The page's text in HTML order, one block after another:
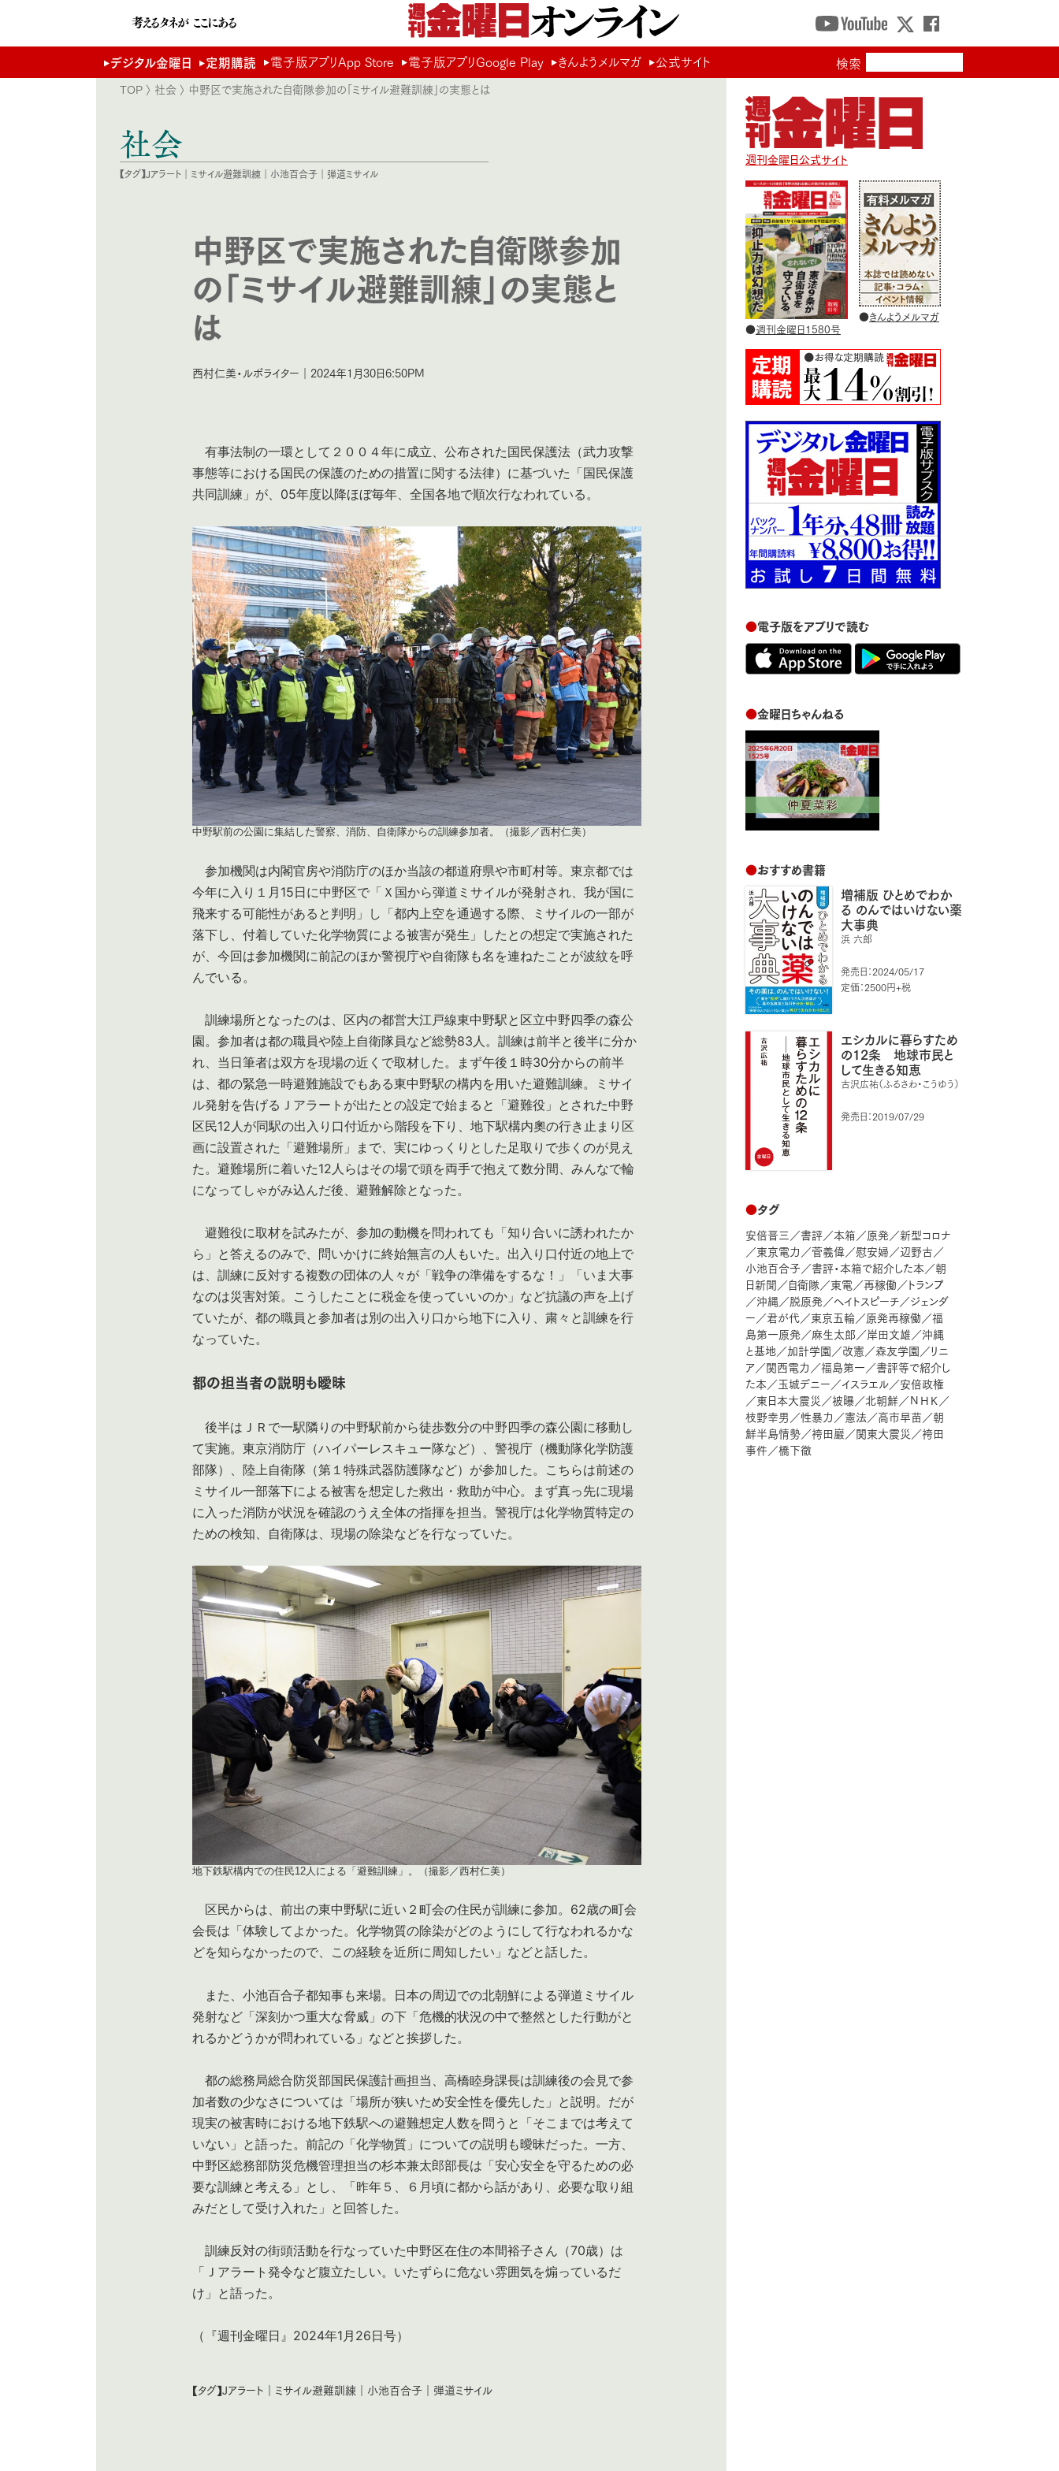
デジタル金曜日 定期購読 電子版アプリApp Store 電子版アプリGoogle Play きんようメルマガ 公式サイト 検索
TOP 〉 社会 〉 中野区で実施された自衛隊参加の「ミサイル避難訓練」の実態とは
社会
【タグ】Jアラート ｜ ミサイル避難訓練 ｜ 小池百合子 ｜ 弾道ミサイル
中野区で実施された自衛隊参加
の「ミサイル避難訓練」の実態と
は
西村仁美・ルポライター｜2024年1月30日6:50PM
有事法制の一環として２００４年に成立、公布された国民保護法（武力攻撃
事態等における国民の保護のための措置に関する法律）に基づいた「国民保護
共同訓練」が、05年度以降ほぼ毎年、全国各地で順次行なわれている。
中野駅前の公園に集結した警察、消防、自衛隊からの訓練参加者。（撮影／西村仁美）
参加機関は内閣官房や消防庁のほか当該の都道府県や市町村等。東京都では
今年に入り１月15日に中野区で「Ｘ国から弾道ミサイルが発射され、我が国に
飛来する可能性があると判明」し「都内上空を通過する際、ミサイルの一部が
落下し、付着していた化学物質による被害が発生」したとの想定で実施された
が、今回は参加機関に前記のほか警視庁や自衛隊も名を連ねたことが波紋を呼
んでいる。
訓練場所となったのは、区内の都営大江戸線東中野駅と区立中野四季の森公
園。参加者は都の職員や陸上自衛隊員など総勢83人。訓練は前半と後半に分か
れ、当日筆者は双方を現場の近くで取材した。まず午後１時30分からの前半
は、都の緊急一時避難施設でもある東中野駅の構内を用いた避難訓練。ミサイ
ル発射を告げるＪアラートが出たとの設定で始まると「避難役」とされた中野
区民12人が同駅の出入り口付近から階段を下り、地下駅構内奧の行き止まり区
画に設置された「避難場所」まで、実にゆっくりとした足取りで歩くのが見え
た。避難場所に着いた12人らはその場で頭を両手で抱えて数分間、みんなで輪
になってしゃがみ込んだ後、避難解除となった。
避難役に取材を試みたが、参加の動機を問われても「知り合いに誘われたか
ら」と答えるのみで、問いかけに終始無言の人もいた。出入り口付近の地上で
は、訓練に反対する複数の団体の人々が「戦争の準備をするな！」「いま大事
なのは災害対策。こうしたことに税金を使っていいのか」など抗議の声を上げ
ていたが、都の職員と参加者は別の出入り口から地下に入り、粛々と訓練を行
なっていた。
都の担当者の説明も曖昧
後半はＪＲで一駅隣りの中野駅前から徒歩数分の中野四季の森公園に移動し
て実施。東京消防庁（ハイパーレスキュー隊など）、警視庁（機動隊化学防護
部隊）、陸上自衛隊（第１特殊武器防護隊など）が参加した。こちらは前述の
ミサイル一部落下による被害を想定した救出・救助が中心。まず真っ先に現場
に入った消防が状況を確認のうえ全体の指揮を担当。警視庁は化学物質特定の
ための検知、自衛隊は、現場の除染などを行なっていた。
地下鉄駅構内での住民12人による「避難訓練」。（撮影／西村仁美）
区民からは、前出の東中野駅に近い２町会の住民が訓練に参加。62歳の町会
会長は「体験してよかった。化学物質の除染がどのようにして行なわれるかな
どを知らなかったので、この経験を近所に周知したい」などと話した。
また、小池百合子都知事も来場。日本の周辺での北朝鮮による弾道ミサイル
発射など「深刻かつ重大な脅威」の下「危機的状況の中で整然とした行動がと
れるかどうかが問われている」などと挨拶した。
都の総務局総合防災部国民保護計画担当、高橋睦身課長は訓練後の会見で参
加者数の少なさについては「場所が狭いため安全性を優先した」と説明。だが
現実の被害時における地下鉄駅への避難想定人数を問うと「そこまでは考えて
いない」と語った。前記の「化学物質」についての説明も曖昧だった。一方、
中野区総務部防災危機管理担当の杉本兼太郎部長は「安心安全を守るための必
要な訓練と考える」とし、「昨年５、６月頃に都から話があり、必要な取り組
みだとして受け入れた」と回答した。
訓練反対の街頭活動を行なっていた中野区在住の本間裕子さん（70歳）は
「Ｊアラート発令など腹立たしい。いたずらに危ない雰囲気を煽っているだ
け」と語った。
（『週刊金曜日』2024年1月26日号）
【タグ】Jアラート ｜ ミサイル避難訓練 ｜ 小池百合子 ｜ 弾道ミサイル
週刊金曜日公式サイト
●週刊金曜日1580号
●きんようメルマガ
●電子版をアプリで読む
●金曜日ちゃんねる
●おすすめ書籍
増補版 ひとめでわか
る のんではいけない薬
大事典
浜 六郎
発売日：2024/05/17
定価：2500円+税
エシカルに暮らすため
の12条 地球市民と
して生きる知恵
古沢広祐（ふるさわ・こうゆう）
発売日：2019/07/29
●タグ
安倍晋三／書評／本箱／原発／新型コロナ
／東京電力／菅義偉／慰安婦／辺野古／
小池百合子／書評・本箱で紹介した本／朝
日新聞／自衛隊／東電／再稼働／トランプ
／沖縄／脱原発／ヘイトスピーチ／ジェンダ
ー／君が代／東京五輪／原発再稼働／福
島第一原発／麻生太郎／岸田文雄／沖縄
と基地／加計学園／改憲／森友学園／リニ
ア／関西電力／福島第一／書評等で紹介し
た本／玉城デニー／イスラエル／安倍政権
／東日本大震災／被曝／北朝鮮／ＮＨＫ／
枝野幸男／性暴力／憲法／高市早苗／朝
鮮半島情勢／袴田巖／関東大震災／袴田
事件／橋下徹